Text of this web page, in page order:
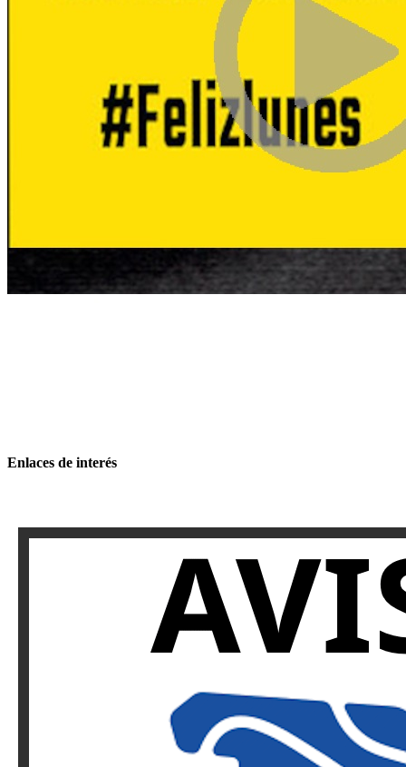
Enlaces de interés